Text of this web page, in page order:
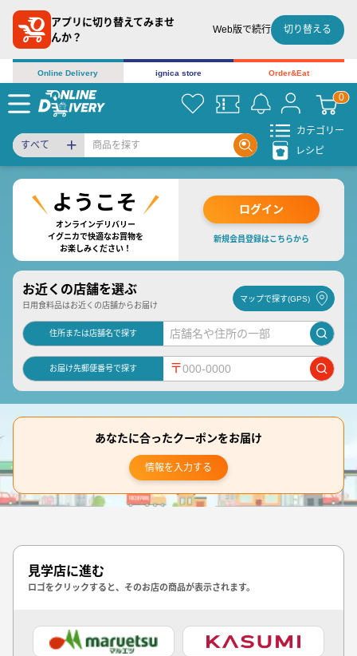
アプリに切り替えてみませ
んか？
Web版で続行 切り替える
Online Delivery ignica store Order&Eat
すべて
カテゴリー
レシピ
オンラインデリバリー
イグニカで快適なお買物を
お楽しみください！
ログイン
新規会員登録はこちらから
お近くの店舗を選ぶ
日用食料品はお近くの店舗からお届け
マップで探す(GPS)
住所または店舗名で探す
お届け先郵便番号で探す 〒
あなたに合ったクーポンをお届け
情報を入力する
見学店に進む
ロゴをクリックすると、そのお店の商品が表示されます。